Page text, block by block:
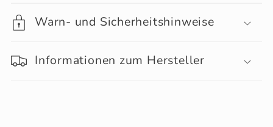
Warn- und Sicherheitshinweise
Informationen zum Hersteller